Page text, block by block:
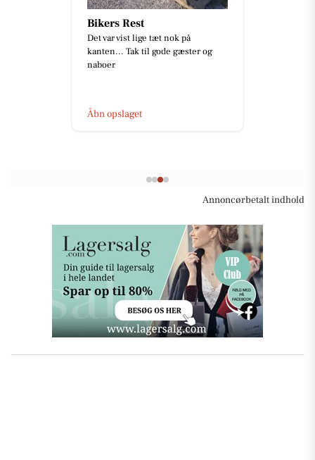
Bikers Rest
Det var vist lige tæt nok på
kanten... Tak til gode gæster og
naboer
Åbn opslaget
Annoncørbetalt indhold